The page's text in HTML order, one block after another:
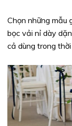
Chọn những mẫu
bọc vải nỉ dày
cả dùng trong